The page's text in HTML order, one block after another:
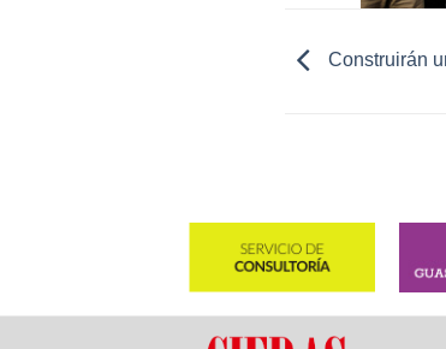
Construirán